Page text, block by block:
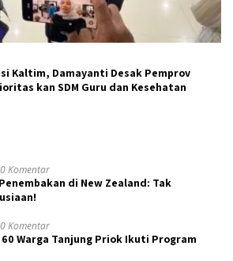
Kaltim, Damayanti Desak Pemprov
kan SDM Guru dan Kesehatan
0 Komentar
di New Zealand: Tak
0 Komentar
Warga Tanjung Priok Ikuti Program